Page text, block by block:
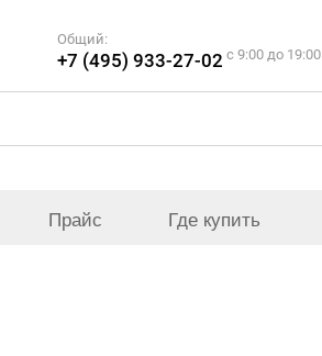
Общий:
+7 (495) 933-27-02 c 9:00 до 19:00
Прайс Где купить